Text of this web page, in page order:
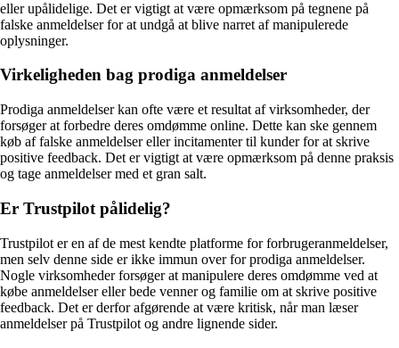
eller upålidelige. Det er vigtigt at være opmærksom på tegnene på
falske anmeldelser for at undgå at blive narret af manipulerede
oplysninger.
Virkeligheden bag prodiga anmeldelser
Prodiga anmeldelser kan ofte være et resultat af virksomheder, der
forsøger at forbedre deres omdømme online. Dette kan ske gennem
køb af falske anmeldelser eller incitamenter til kunder for at skrive
positive feedback. Det er vigtigt at være opmærksom på denne praksis
og tage anmeldelser med et gran salt.
Er Trustpilot pålidelig?
Trustpilot er en af de mest kendte platforme for forbrugeranmeldelser,
men selv denne side er ikke immun over for prodiga anmeldelser.
Nogle virksomheder forsøger at manipulere deres omdømme ved at
købe anmeldelser eller bede venner og familie om at skrive positive
feedback. Det er derfor afgørende at være kritisk, når man læser
anmeldelser på Trustpilot og andre lignende sider.